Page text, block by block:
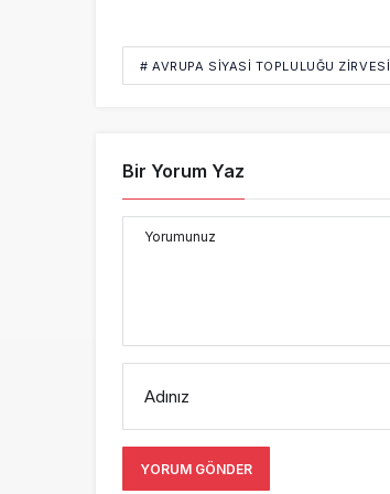
# AVRUPA SIYASI TOPLULUĞU ZIRVESI
Bir Yorum Yaz
Yorumunuz
Adınız
YORUM GÖNDER